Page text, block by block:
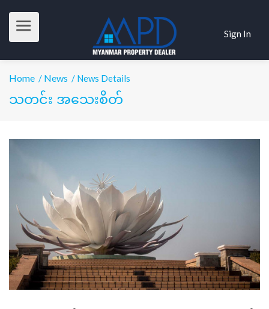
Sign In
Home / News / News Details
သတင်း အသေးစိတ်